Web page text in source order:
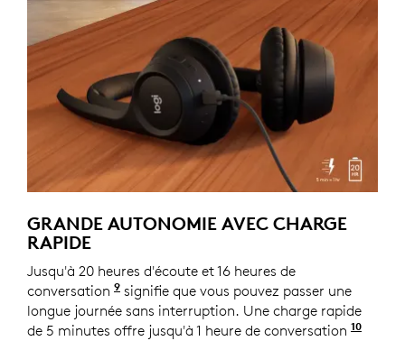
GRANDE AUTONOMIE AVEC CHARGE
RAPIDE
Jusqu'à 20 heures d'écoute et 16 heures de
conversation 9 L’autonomie est susceptible de varier
signifie que vous pouvez passer une
longue journée sans interruption. Une charge rapide
de 5 minutes offre jusqu'à 1 heure de conversation 10